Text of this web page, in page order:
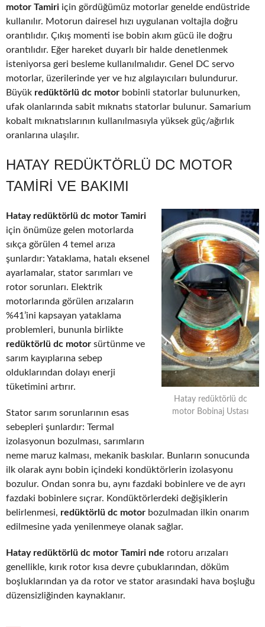
motor Tamiri için gördüğümüz motorlar genelde endüstride
kullanılır. Motorun dairesel hızı uygulanan voltajla doğru
orantılıdır. Çıkış momenti ise bobin akım gücü ile doğru
orantılıdır. Eğer hareket duyarlı bir halde denetlenmek
isteniyorsa geri besleme kullanılmalıdır. Genel DC servo
motorlar, üzerilerinde yer ve hız algılayıcıları bulundurur.
Büyük redüktörlü dc motor bobinli statorlar bulunurken,
ufak olanlarında sabit mıknatıs statorlar bulunur. Samarium
kobalt mıknatıslarının kullanılmasıyla yüksek güç/ağırlık
oranlarına ulaşılır.
HATAY REDÜKTÖRLÜ DC MOTOR
TAMIRI VE BAKIMI
Hatay redüktörlü dc
motor Bobinaj Ustası
Hatay redüktörlü dc motor Tamiri
için önümüze gelen motorlarda
sıkça görülen 4 temel arıza
şunlardır: Yataklama, hatalı eksenel
ayarlamalar, stator sarımları ve
rotor sorunları. Elektrik
motorlarında görülen arızaların
%41’ini kapsayan yataklama
problemleri, bununla birlikte
redüktörlü dc motor sürtünme ve
sarım kayıplarına sebep
olduklarından dolayı enerji
tüketimini artırır.
Stator sarım sorunlarının esas
sebepleri şunlardır: Termal
izolasyonun bozulması, sarımların
neme maruz kalması, mekanik baskılar. Bunların sonucunda
ilk olarak aynı bobin içindeki kondüktörlerin izolasyonu
bozulur. Ondan sonra bu, aynı fazdaki bobinlere ve de ayrı
fazdaki bobinlere sıçrar. Kondüktörlerdeki değişiklerin
belirlenmesi, redüktörlü dc motor bozulmadan ilkin onarım
edilmesine yada yenilenmeye olanak sağlar.
Hatay redüktörlü dc motor Tamiri nde rotoru arızaları
genellikle, kırık rotor kısa devre çubuklarından, döküm
boşluklarından ya da rotor ve stator arasındaki hava boşluğu
düzensizliğinden kaynaklanır.